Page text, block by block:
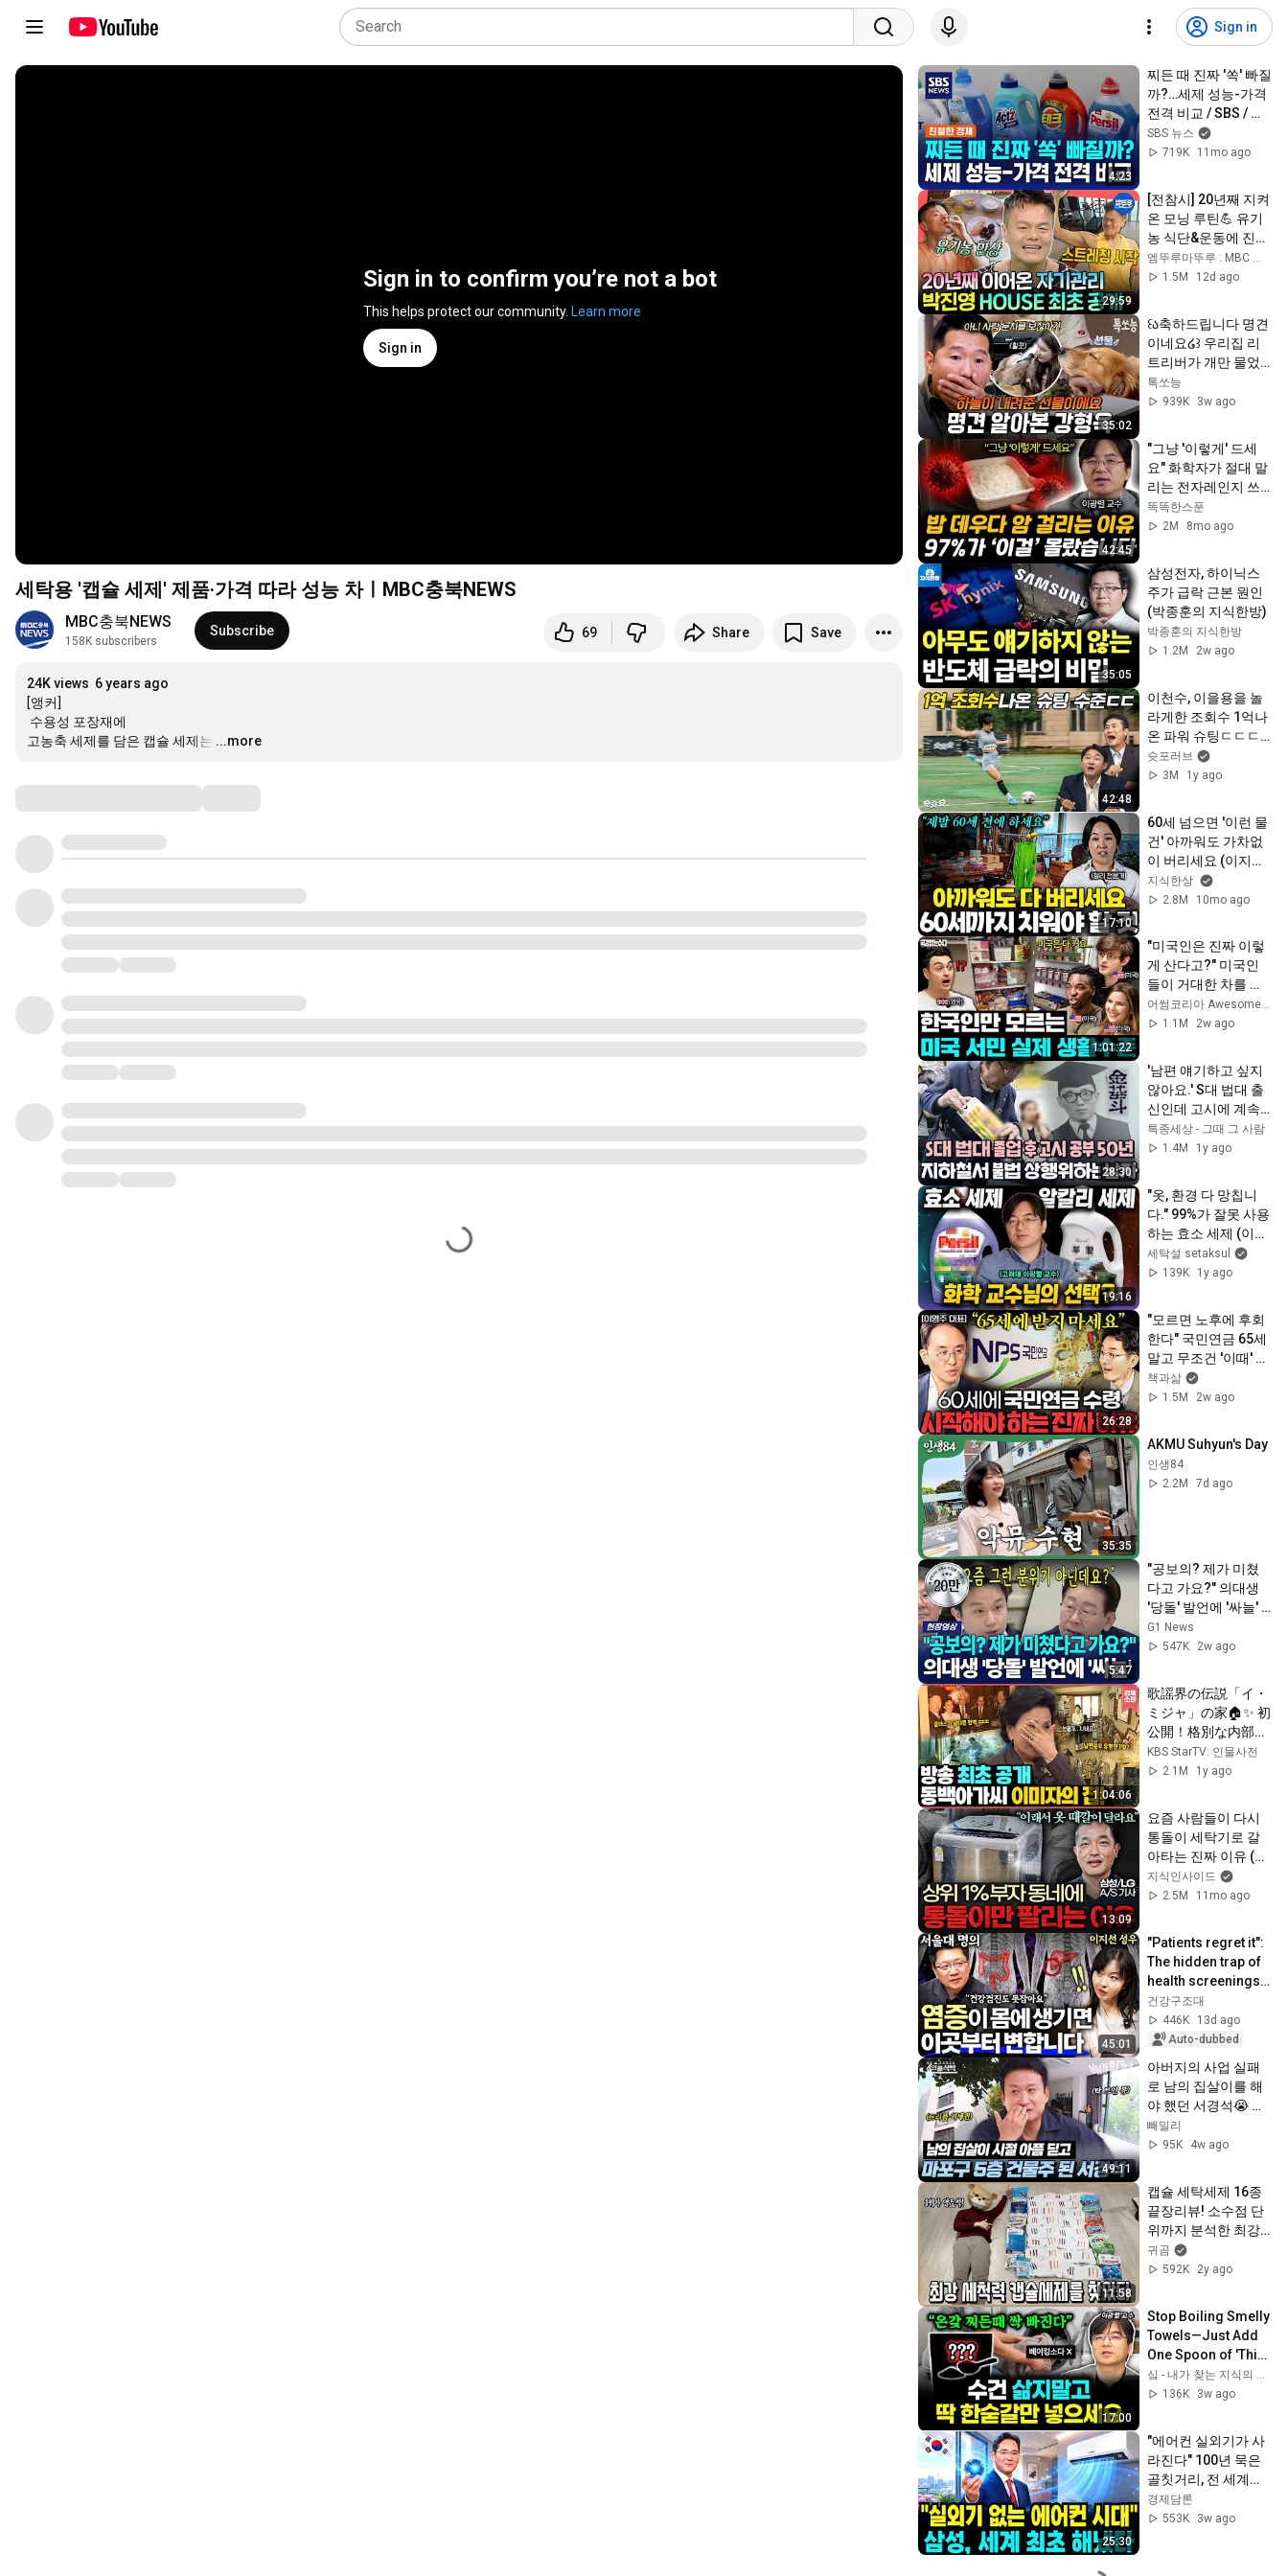
Sign in
Sign in to confirm you’re not a bot
This helps protect our community. Learn more
Sign in
세탁용 '캡슐 세제' 제품·가격 따라 성능 차ㅣMBC충북NEWS
MBC충북NEWS
158K subscribers
Subscribe 69 Share Save
24K views 6 years ago
[앵커]
고농축 세제를 담은 캡슐 세제는 …
...more
4:23
찌든 때 진짜 '쏙' 빠질
까?…세제 성능-가격
전격 비교 / SBS / 친
절한 경제
SBS 뉴스
719K
11mo ago
29:59
[전참시] 20년째 지켜
온 모닝 루틴💪 유기
농 식단&운동에 진심
인 자기관리 끝판왕
박진영 | #JYP #박진
엠뚜루마뚜루 : MBC 공식 종합 채널
1.5M
12d ago
35:02
꒰ა축하드립니다 명견
이네요໒꒱ 우리집 리
트리버가 개만 물었
던 이유💥명견 알아
본 강형욱✨ | #개와
톡쏘능
939K
3w ago
42:45
"그냥 '이렇게' 드세
요" 화학자가 절대 말
리는 전자레인지 쓰
지 마세요. 밥 데우다
암 걸립니다 | 이광렬
똑똑한스푼
2M
8mo ago
35:05
삼성전자, 하이닉스
주가 급락 근본 원인
(박종훈의 지식한방)
박종훈의 지식한방
1.2M
2w ago
42:48
이천수, 이을용을 놀
라게한 조회수 1억나
온 파워 슈팅ㄷㄷㄷ
임팩트가 다르다... |
슛슛슛 EP1
슛포러브
3M
1y ago
17:10
60세 넘으면 '이런 물
건' 아까워도 가차없
이 버리세요 (이지영
전문가 2부)
지식한상
2.8M
10mo ago
1:01:22
"미국인은 진짜 이렇
게 산다고?" 미국인
들이 거대한 차를 탈
수밖에 없는 이유(미
국 집, 차, 냉장고) | 국
집 모아보기
어썸코리아 Awesome Korea
1.1M
2w ago
28:30
'남편 얘기하고 싶지
않아요.' S대 법대 출
신인데 고시에 계속
낙방해 가족에게 버
림 받은 남자의 사연
377회
특종세상 - 그때 그 사람
1.4M
1y ago
19:16
"옷, 환경 다 망칩니
다." 99%가 잘못 사용
하는 효소 세제 (이광
렬 교수 효소 특집 1
부)
세탁설 setaksul
139K
1y ago
26:28
"모르면 노후에 후회
한다" 국민연금 65세
말고 무조건 '이때' 받
으세요ㅣ Ep. 책과사
람 123 (이영주 대표
책과삶
1.5M
2w ago
35:35
AKMU Suhyun's Day
인생84
2.2M
7d ago
5:47
"공보의? 제가 미쳤
다고 가요?" 의대생
'당돌' 발언에 '싸늘'
[G1현장영상]
G1 News
547K
2w ago
1:04:06
歌謡界の伝説「イ・
ミジャ」の家🏠✨ 初
公開！格別な内部？
涙😢の理由とは？ |
KBS
KBS StarTV: 인물사전
2.1M
1y ago
13:09
요즘 사람들이 다시
통돌이 세탁기로 갈
아타는 진짜 이유 (이
승훈 대표 2부)
지식인사이드
2.5M
11mo ago
45:01
"Patients regret it":
The hidden trap of
health screenings
discovered after
treating 200,000
peop...
건강구조대
446K
13d ago
Auto-dubbed
49:11
아버지의 사업 실패
로 남의 집살이를 해
야 했던 서경석😭 마
포구 역세권 5층 건물
주가 되기까지🏢✨ |
빼밀리
95K
4w ago
11:58
캡슐 세탁세제 16종
끝장리뷰! 소수점 단
위까지 분석한 최강
세정력 정답 알려드
림!ㅣ내돈내산
귀곰
592K
2y ago
17:00
Stop Boiling Smelly
Towels—Just Add
One Spoon of 'This'.
It Removes Every
Last Bit of Grime |
136K
3w ago
25:30
"에어컨 실외기가 사
라진다" 100년 묵은
골칫거리, 전 세계가
헤매던 걸 한국이 뚫
어낸 방법
경제담론
553K
3w ago